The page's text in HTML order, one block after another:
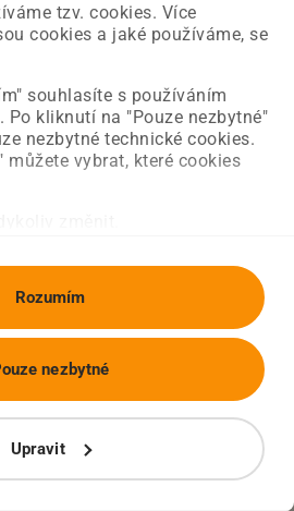
tzv. cookies. Více
cookies a jaké používáme, se
souhlasíte s používáním
Po kliknutí na "Pouze nezbytné"
nezbytné technické cookies.
můžete vybrat, které cookies
Rozumím
Upravit
nezbytné
straně a už ji opravujeme.
načíst požadovanou stránku.
Úvodní strana